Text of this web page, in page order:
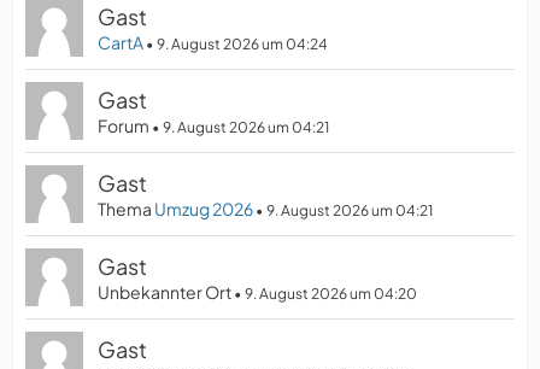
Gast
CartA 9. August 2026 um 04:24
Gast
Forum 9. August 2026 um 04:21
Gast
Thema Umzug 2026 9. August 2026 um 04:21
Gast
Unbekannter Ort 9. August 2026 um 04:20
Gast